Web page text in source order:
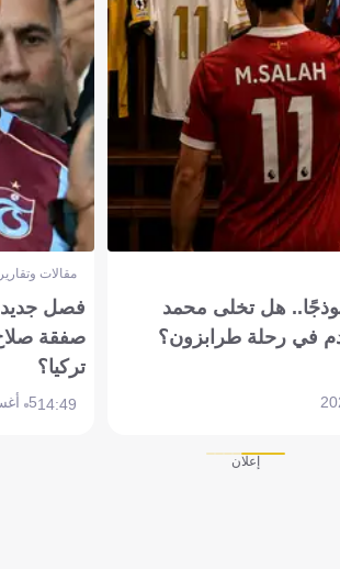
هل تخلى محمد
في رحلة طرابزون؟
مقالات
فصل جديد
صفقة
تركيا؟
14:495 أغسطس 2026
إعلان